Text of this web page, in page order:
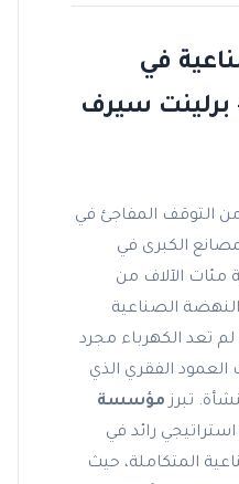
في
برلينت سيرف
التوقف المفاجئ في
الكبرى في
مئات الآلاف من
النهضة الصناعية
رؤية المملكة 2030، لم تعد الكهرباء مجرد
الفقري الذي
تبرزمؤسسة
رائد في
المتكاملة، حيث